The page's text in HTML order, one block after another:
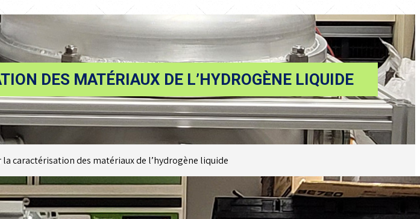
DES MATÉRIAUX DE L’HYDROGÈNE LIQUIDE
la caractérisation des matériaux de l’hydrogène liquide